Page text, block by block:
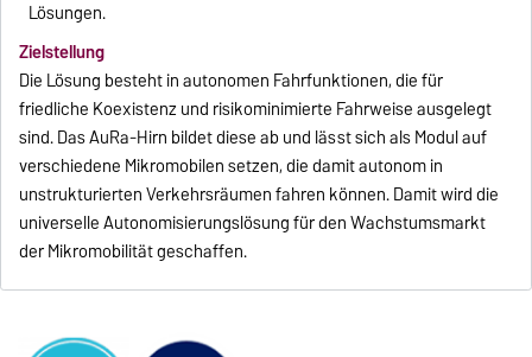
Lösungen.
Zielstellung
Die Lösung besteht in autonomen Fahrfunktionen, die für
friedliche Koexistenz und risikominimierte Fahrweise ausgelegt
sind. Das AuRa-Hirn bildet diese ab und lässt sich als Modul auf
verschiedene Mikromobilen setzen, die damit autonom in
unstrukturierten Verkehrsräumen fahren können. Damit wird die
universelle Autonomisierungslösung für den Wachstumsmarkt
der Mikromobilität geschaffen.